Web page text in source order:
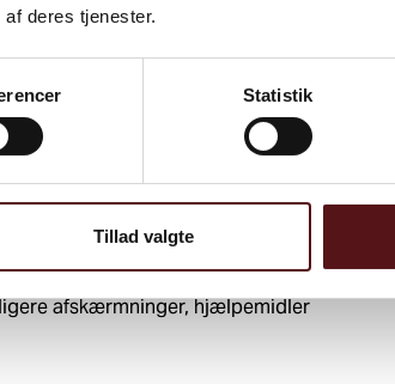
deres tjenester.
Statistik
Tillad valgte
foranstaltninger)
af maskinen, uddannet personale
afskærmninger, hjælpemidler